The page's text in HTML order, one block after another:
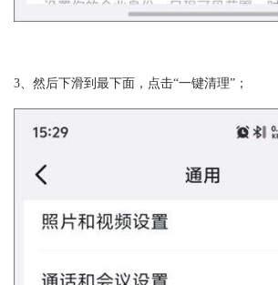
3、然后下滑到最下面，点击“一键清理”；